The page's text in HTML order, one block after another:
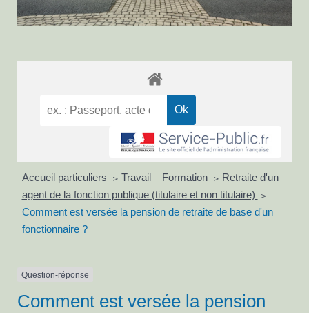
Accueil particuliers > Travail – Formation > Retraite d'un
agent de la fonction publique (titulaire et non titulaire)
>
Comment est versée la pension de retraite de base d'un
fonctionnaire ?
Question-réponse
Comment est versée la pension